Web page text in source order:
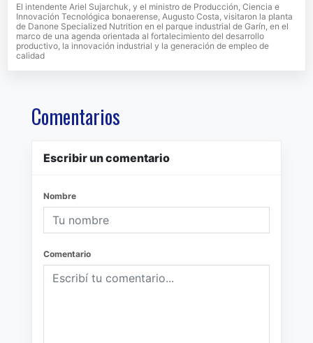
El intendente Ariel Sujarchuk, y el ministro de Producción, Ciencia e
Innovación Tecnológica bonaerense, Augusto Costa, visitaron la planta
de Danone Specialized Nutrition en el parque industrial de Garín, en el
marco de una agenda orientada al fortalecimiento del desarrollo
productivo, la innovación industrial y la generación de empleo de
calidad
Comentarios
Escribir un comentario
Nombre
Comentario